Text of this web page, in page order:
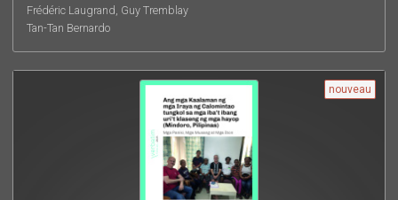
Frédéric Laugrand, Guy Tremblay
Tan-Tan Bernardo
nouveau